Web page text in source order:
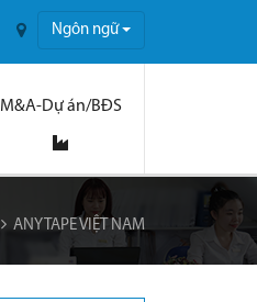
Ngôn ngữ
M&A-Dự án/BĐS
ANYTAPE VIỆT NAM